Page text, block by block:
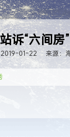
诉“六间
01-22 来源：